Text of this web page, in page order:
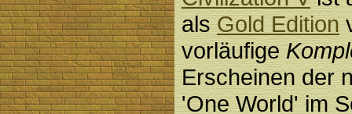
alsGold Edition
vorläufige
Erscheinen der
'One World' im